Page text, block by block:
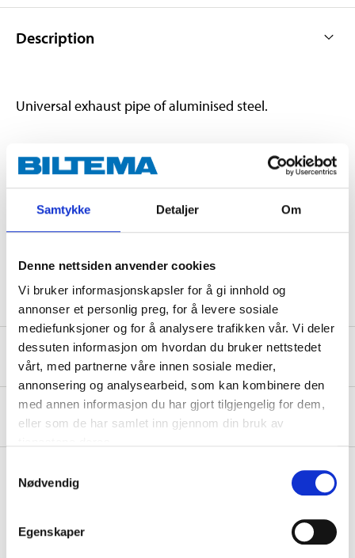
Samtykke Detaljer Om
Denne nettsiden anvender cookies
Vi bruker informasjonskapsler for å gi innhold og
annonser et personlig preg, for å levere sosiale
mediefunksjoner og for å analysere trafikken vår. Vi deler
dessuten informasjon om hvordan du bruker nettstedet
vårt, med partnerne våre innen sosiale medier,
annonsering og analysearbeid, som kan kombinere den
med annen informasjon du har gjort tilgjengelig for dem,
eller som de har samlet inn gjennom din bruk av
Nødvendig
Egenskaper
Description
Universal exhaust pipe of aluminised steel.
Technical specifications
External diameter
45 mm
Thickness
1,5 mm
Safety instructions and other information
About the manufacturer
Pay & Collect in your local store within 2 hours!